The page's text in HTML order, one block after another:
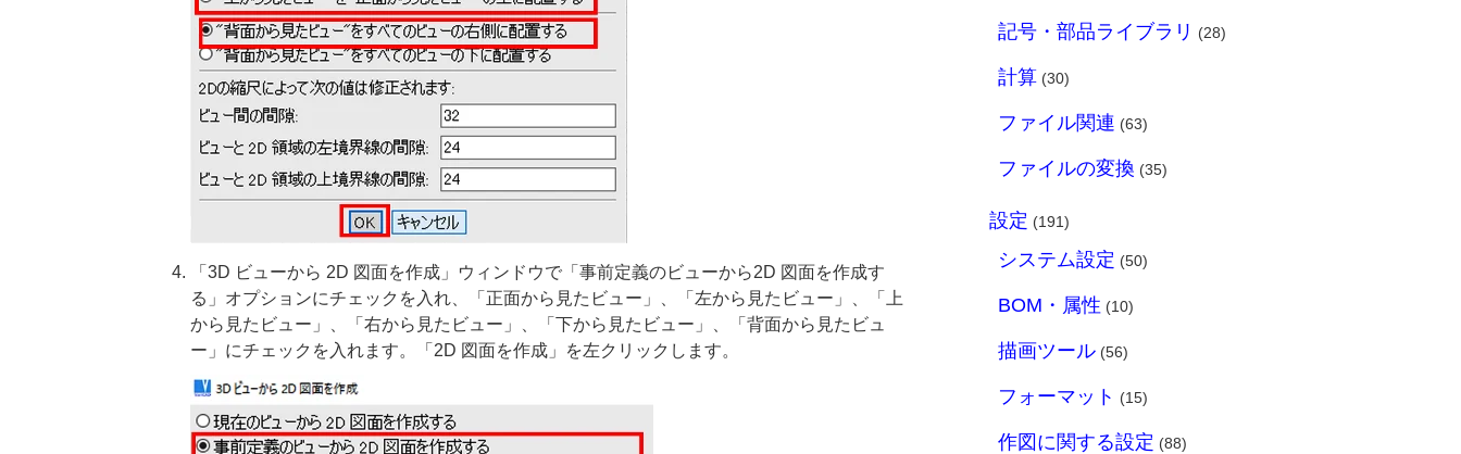
「3D ビューから 2D 図面を作成」ウィンドウで「事前定義のビューから2D 図面を作成す
る」オプションにチェックを入れ、「正面から見たビュー」、「左から見たビュー」、「上
から見たビュー」、「右から見たビュー」、「下から見たビュー」、「背面から見たビュ
ー」にチェックを入れます。「2D 図面を作成」を左クリックします。
記号・部品ライブラリ (28)
計算 (30)
ファイル関連 (63)
ファイルの変換 (35)
設定 (191)
システム設定 (50)
BOM・属性 (10)
描画ツール (56)
フォーマット (15)
作図に関する設定 (88)